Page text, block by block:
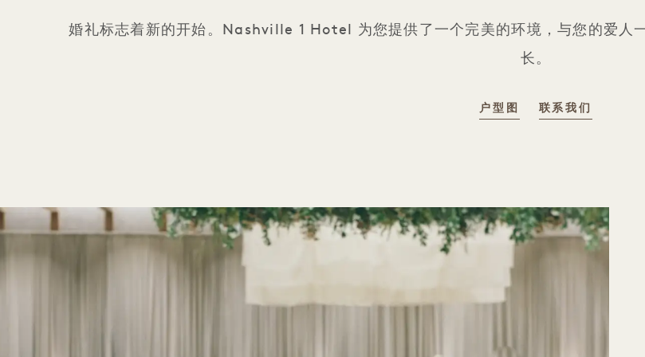
婚礼标志着新的开始。Nashville 1 Hotel 为您提供了一个完美的环境，与您的爱人
长。
户型图 联系我们